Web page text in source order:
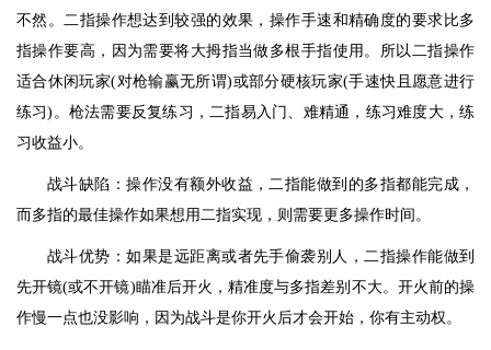
不然。二指操作想达到较强的效果，操作手速和精确度的要求比多
指操作要高，因为需要将大拇指当做多根手指使用。所以二指操作
适合休闲玩家(对枪输赢无所谓)或部分硬核玩家(手速快且愿意进行
练习)。枪法需要反复练习，二指易入门、难精通，练习难度大，练
习收益小。
战斗缺陷：操作没有额外收益，二指能做到的多指都能完成，
而多指的最佳操作如果想用二指实现，则需要更多操作时间。
战斗优势：如果是远距离或者先手偷袭别人，二指操作能做到
先开镜(或不开镜)瞄准后开火，精准度与多指差别不大。开火前的操
作慢一点也没影响，因为战斗是你开火后才会开始，你有主动权。